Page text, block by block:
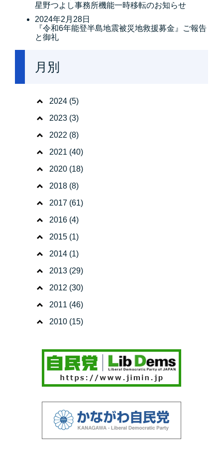
星野つよし事務所機能一時移転のお知らせ
2024年2月28日
『令和6年能登半島地震被災地救援募金』ご報告
と御礼
月別
2024 (5)
2023 (3)
2022 (8)
2021 (40)
2020 (18)
2018 (8)
2017 (61)
2016 (4)
2015 (1)
2014 (1)
2013 (29)
2012 (30)
2011 (46)
2010 (15)